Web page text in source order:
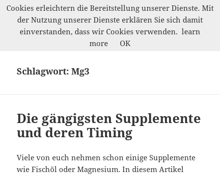
Marco Petrik
Schlagwort:Mg3
Die gängigsten Supplemente
und deren Timing
Viele von euch nehmen schon einige Supplemente
wie Fischöl oder Magnesium. In diesem Artikel
Cookies erleichtern die Bereitstellung unserer Dienste. Mit
der Nutzung unserer Dienste erklären Sie sich damit
einverstanden, dass wir Cookies verwenden. learn
more
OK